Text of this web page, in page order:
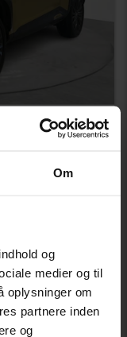
Om
og
medier og til
oplysninger om
partnere inden
og
1 908 SEK/måned
900 SEK
299 900 SEK